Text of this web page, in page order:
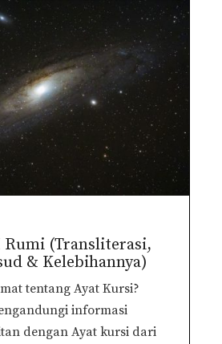
Rumi (Transliterasi,
& Kelebihannya)
tentang Ayat Kursi?
informasi
dengan Ayat kursi dari